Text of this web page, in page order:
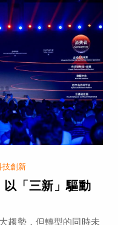
技創新
「三新」驅動
趨勢，但轉型的同時未